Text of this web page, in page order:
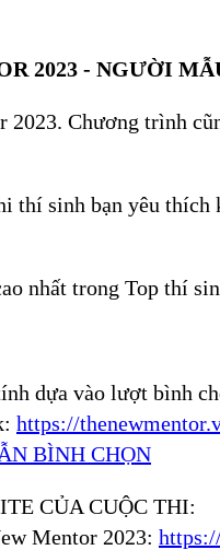
2023 - NGƯỜI
2023. Chương trình
thí sinh bạn yêu thích
nhất trong Top thí
dựa vào lượt bình
https://
BÌNH CHỌN
CỦA CUỘC THI:
Mentor 2023: